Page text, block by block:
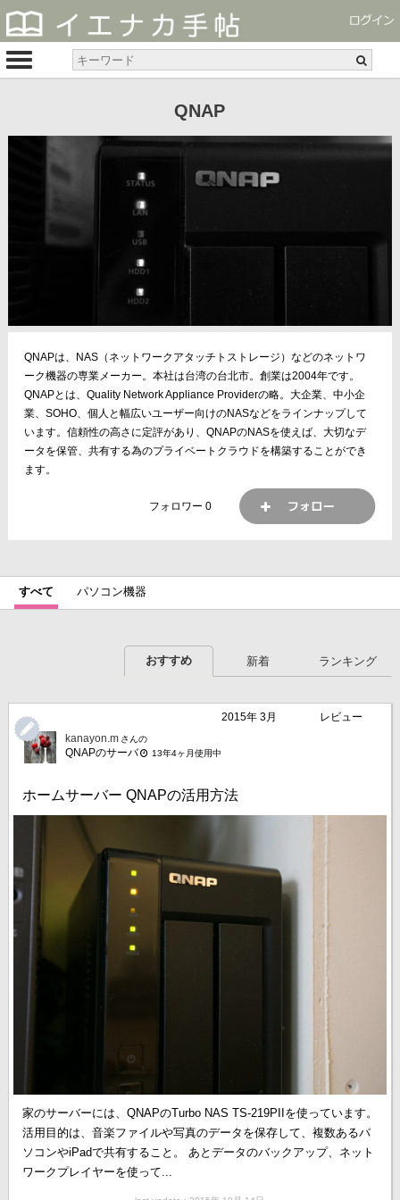
QNAP
QNAPは、NAS（ネットワークアタッチトストレージ）などのネットワ
ーク機器の専業メーカー。本社は台湾の台北市。創業は2004年です。
QNAPとは、Quality Network Appliance Providerの略。大企業、中小企
業、SOHO、個人と幅広いユーザー向けのNASなどをラインナップして
います。信頼性の高さに定評があり、QNAPのNASを使えば、大切なデ
ータを保管、共有する為のプライベートクラウドを構築することができ
ます。
フォロワー0
すべて パソコン機器
おすすめ 新着 ランキング
2015年 3月
レビュー
kanayon.m さんの
QNAPのサーバ 13年4ヶ月使用中
ホームサーバー QNAPの活用方法
家のサーバーには、QNAPのTurbo NAS TS-219PIIを使っています。
活用目的は、音楽ファイルや写真のデータを保存して、複数あるパ
ソコンやiPadで共有すること。 あとデータのバックアップ、ネット
ワークプレイヤーを使って...